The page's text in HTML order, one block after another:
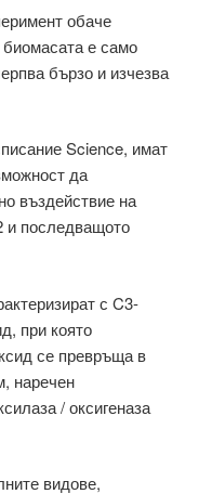
обаче
биомасата е само
бързо и изчезва
Science, имат
да
въздействие на
и последващото
с C3-
при която
се превръща в
наречен
/ оксигеназа
видове,